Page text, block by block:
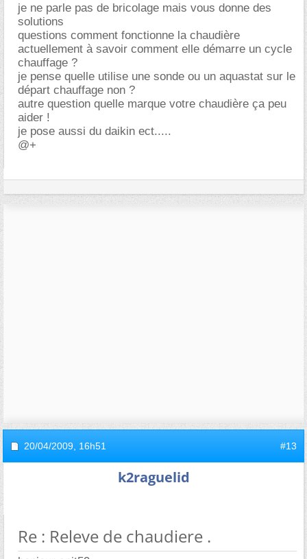
je ne parle pas de bricolage mais vous donne des
solutions
questions comment fonctionne la chaudière
actuellement à savoir comment elle démarre un cycle
chauffage ?
je pense quelle utilise une sonde ou un aquastat sur le
départ chauffage non ?
autre question quelle marque votre chaudière ça peu
aider !
je pose aussi du daikin ect.....
@+
20/04/2009, 16h51 #13
k2raguelid
Re : Releve de chaudiere .